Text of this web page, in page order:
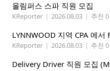
올림퍼스 스파 직원 모집
KReporter | 2026.08.03 | 추천 0
KReporter | 2026.08.03 | 추천 0
Delivery Driver 직원 모집